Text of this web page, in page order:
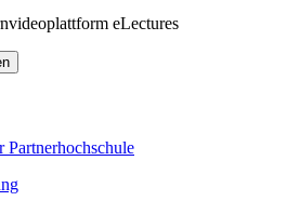
eLectures
Partnerhochschule